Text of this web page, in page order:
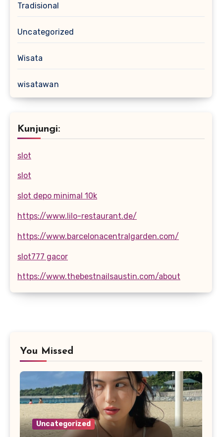
Tradisional
Uncategorized
Wisata
wisatawan
Kunjungi:
slot
slot
slot depo minimal 10k
https://www.lilo-restaurant.de/
https://www.barcelonacentralgarden.com/
slot777 gacor
https://www.thebestnailsaustin.com/about
You Missed
Uncategorized